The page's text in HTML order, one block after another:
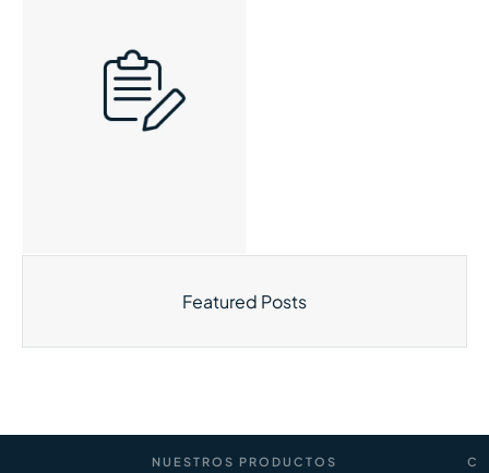
Featured Posts
NUESTROS PRODUCTOS
C